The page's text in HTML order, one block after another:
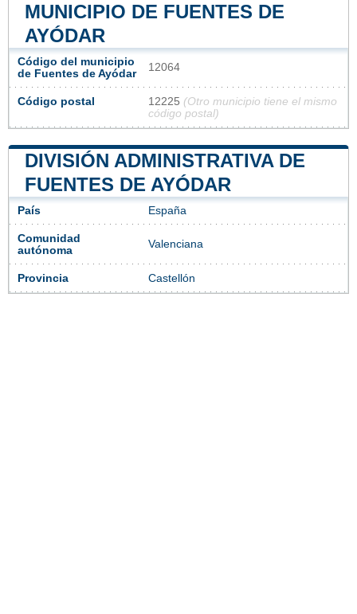
MUNICIPIO DE FUENTES DE
AYÓDAR
Código del municipio
de Fuentes de Ayódar
12064
Código postal 12225 (Otro municipio tiene el mismo
código postal)
DIVISIÓN ADMINISTRATIVA DE
FUENTES DE AYÓDAR
País España
Comunidad
autónoma
Valenciana
Provincia Castellón